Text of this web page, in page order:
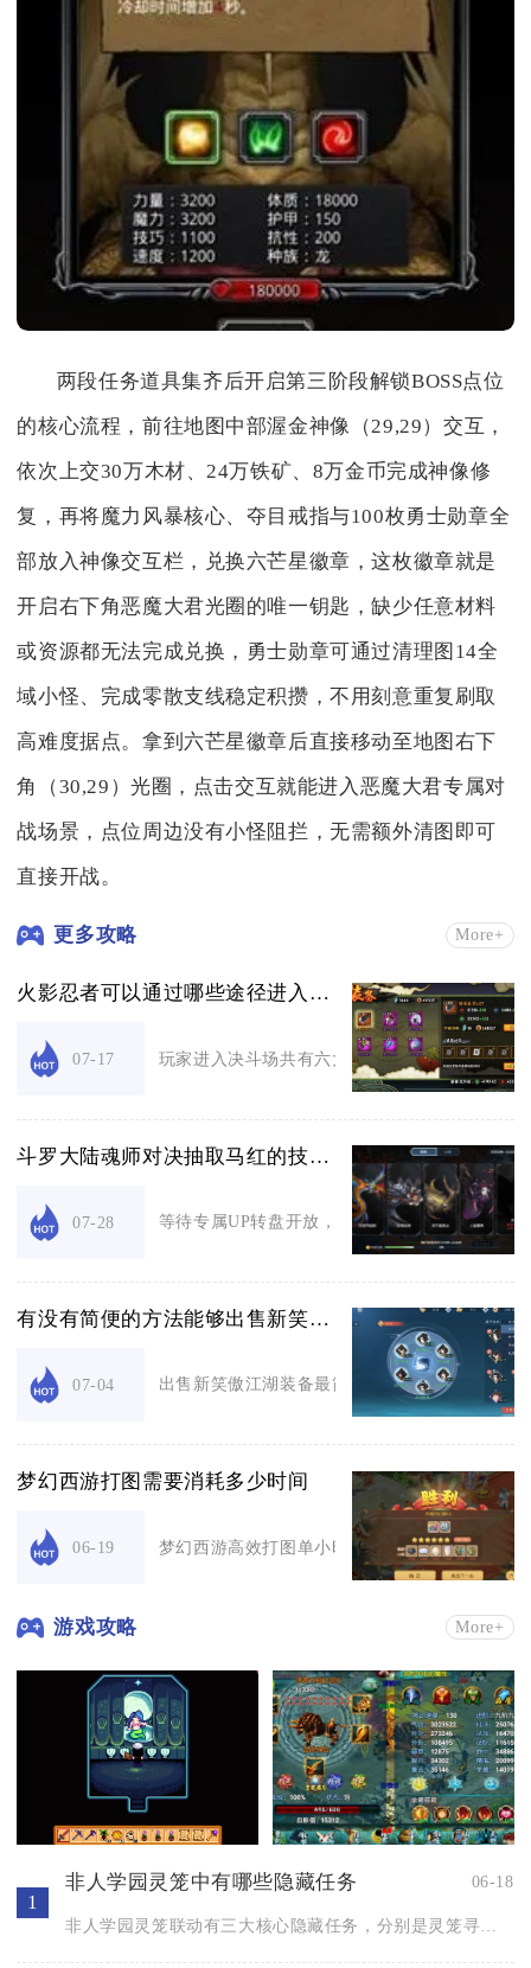
两段任务道具集齐后开启第三阶段解锁BOSS点位
的核心流程，前往地图中部渥金神像（29,29）交互，
依次上交30万木材、24万铁矿、8万金币完成神像修
复，再将魔力风暴核心、夺目戒指与100枚勇士勋章全
部放入神像交互栏，兑换六芒星徽章，这枚徽章就是
开启右下角恶魔大君光圈的唯一钥匙，缺少任意材料
或资源都无法完成兑换，勇士勋章可通过清理图14全
域小怪、完成零散支线稳定积攒，不用刻意重复刷取
高难度据点。拿到六芒星徽章后直接移动至地图右下
角（30,29）光圈，点击交互就能进入恶魔大君专属对
战场景，点位周边没有小怪阻拦，无需额外清图即可
直接开战。
更多攻略 More+
火影忍者可以通过哪些途径进入决斗场见
07-17 玩家进入决斗场共有六大主流途径，分别为主界
斗罗大陆魂师对决抽取马红的技巧是什么
07-28 等待专属UP转盘开放，不要把资源消耗在常驻
有没有简便的方法能够出售新笑傲江湖装备
07-04 出售新笑傲江湖装备最简便高效的方法，就是通
梦幻西游打图需要消耗多少时间
06-19 梦幻西游高效打图单小时可完成80-100次任务，
游戏攻略 More+
1
非人学园灵笼中有哪些隐藏任务 06-18
非人学园灵笼联动有三大核心隐藏任务，分别是灵笼寻宝彩蛋、猎荒...